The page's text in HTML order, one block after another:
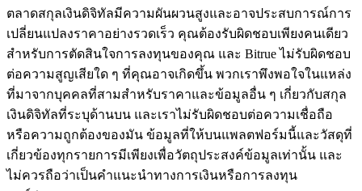
ตลาดสกุลเงินดิจิทัลมีความผันผวนสูงและอาจประสบการณ์การ
เปลี่ยนแปลงราคาอย่างรวดเร็ว คุณต้องรับผิดชอบเพียงคนเดียว
สำหรับการตัดสินใจการลงทุนของคุณ และ Bitrue ไม่รับผิดชอบ
ต่อความสูญเสียใด ๆ ที่คุณอาจเกิดขึ้น พวกเราพึงพอใจในแหล่ง
ที่มาจากบุคคลที่สามสำหรับราคาและข้อมูลอื่น ๆ เกี่ยวกับสกุล
เงินดิจิทัลที่ระบุด้านบน และเราไม่รับผิดชอบต่อความเชื่อถือ
หรือความถูกต้องของมัน ข้อมูลที่ให้บนแพลตฟอร์มนี้และวัสดุที่
เกี่ยวข้องทุกรายการมีเพียงเพื่อวัตถุประสงค์ข้อมูลเท่านั้น และ
ไม่ควรถือว่าเป็นคำแนะนำทางการเงินหรือการลงทุน